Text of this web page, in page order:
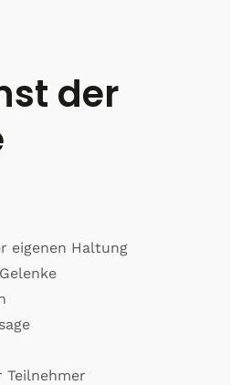
der
eigenen Haltung
Teilnehmer